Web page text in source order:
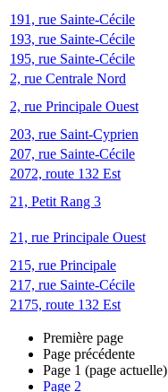
191, rue Sainte-Cécile
193, rue Sainte-Cécile
195, rue Sainte-Cécile
2, rue Centrale Nord
2, rue Principale Ouest
203, rue Saint-Cyprien
207, rue Sainte-Cécile
2072, route 132 Est
21, Petit Rang 3
21, rue Principale Ouest
215, rue Principale
217, rue Sainte-Cécile
2175, route 132 Est
Première page
Page précédente
Page 1 (page actuelle)
Page 2